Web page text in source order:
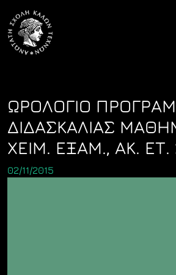
content
ΩΡΟΛΟΓΙΟ
ΔΙΔΑΣΚΑΛΙΑΣ
ΧΕΙΜ. ΕΞΑΜ., ΑΚ. ΕΤ.
02/11/2015